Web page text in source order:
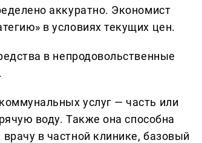
аккуратно. Экономист
в условиях текущих цен.
в непродовольственные
услуг — часть или
воду. Также она способна
в частной клинике, базовый